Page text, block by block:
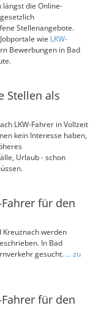
längst die Online-
Stellenangebote.
wie LKW-
Bewerbungen in Bad
Stellen als
LKW-Fahrer in Vollzeit
kein Interesse haben,
Urlaub - schon
für den
Kreuznach werden
In Bad
gesucht. ... zu
für den